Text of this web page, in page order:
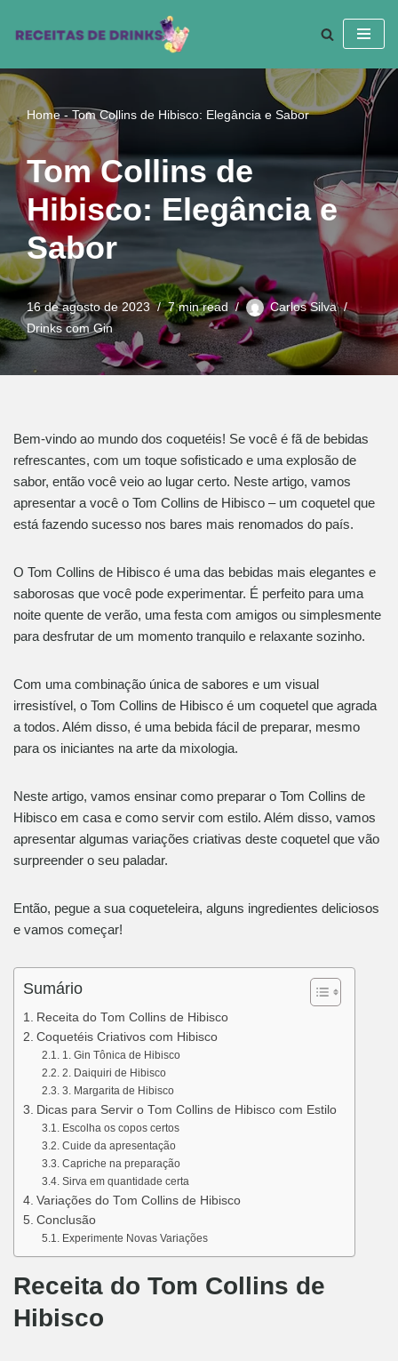
para
o
conteúdo
Home - Tom Collins de Hibisco: Elegância e Sabor
Tom Collins de
Hibisco: Elegância e
Sabor
16 de agosto de 2023 7 min read
Carlos Silva
Drinks com Gin
Bem-vindo ao mundo dos coquetéis! Se você é fã de bebidas
refrescantes, com um toque sofisticado e uma explosão de
sabor, então você veio ao lugar certo. Neste artigo, vamos
apresentar a você o Tom Collins de Hibisco – um coquetel que
está fazendo sucesso nos bares mais renomados do país.
O Tom Collins de Hibisco é uma das bebidas mais elegantes e
saborosas que você pode experimentar. É perfeito para uma
noite quente de verão, uma festa com amigos ou simplesmente
para desfrutar de um momento tranquilo e relaxante sozinho.
Com uma combinação única de sabores e um visual
irresistível, o Tom Collins de Hibisco é um coquetel que agrada
a todos. Além disso, é uma bebida fácil de preparar, mesmo
para os iniciantes na arte da mixologia.
Neste artigo, vamos ensinar como preparar o Tom Collins de
Hibisco em casa e como servir com estilo. Além disso, vamos
apresentar algumas variações criativas deste coquetel que vão
surpreender o seu paladar.
Então, pegue a sua coqueteleira, alguns ingredientes deliciosos
e vamos começar!
Sumário
Receita do Tom Collins de Hibisco
Coquetéis Criativos com Hibisco
1. Gin Tônica de Hibisco
2. Daiquiri de Hibisco
3. Margarita de Hibisco
Dicas para Servir o Tom Collins de Hibisco com Estilo
Escolha os copos certos
Cuide da apresentação
Capriche na preparação
Sirva em quantidade certa
Variações do Tom Collins de Hibisco
Conclusão
Experimente Novas Variações
Receita do Tom Collins de
Hibisco